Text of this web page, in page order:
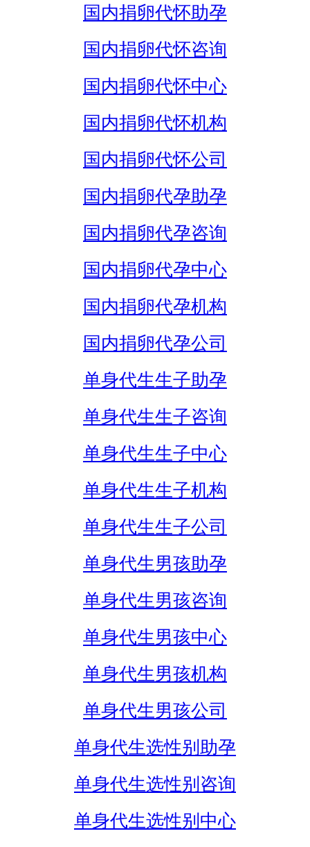
国内捐卵代怀助孕
国内捐卵代怀咨询
国内捐卵代怀中心
国内捐卵代怀机构
国内捐卵代怀公司
国内捐卵代孕助孕
国内捐卵代孕咨询
国内捐卵代孕中心
国内捐卵代孕机构
国内捐卵代孕公司
单身代生生子助孕
单身代生生子咨询
单身代生生子中心
单身代生生子机构
单身代生生子公司
单身代生男孩助孕
单身代生男孩咨询
单身代生男孩中心
单身代生男孩机构
单身代生男孩公司
单身代生选性别助孕
单身代生选性别咨询
单身代生选性别中心